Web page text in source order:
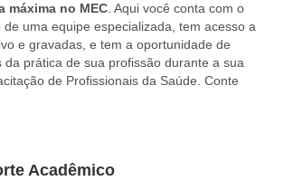
máxima no MEC. Aqui você conta com o
uma equipe especializada, tem acesso a
e gravadas, e tem a oportunidade de
da prática de sua profissão durante a sua
de Profissionais da Saúde. Conte
Acadêmico